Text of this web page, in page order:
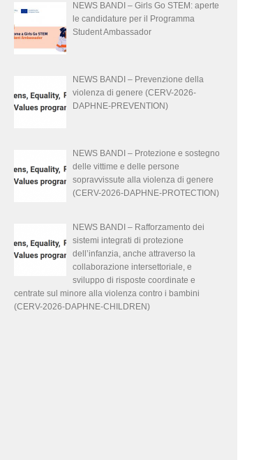
NEWS BANDI – Girls Go STEM: aperte
le candidature per il Programma
Student Ambassador
NEWS BANDI – Prevenzione della
violenza di genere (CERV-2026-
DAPHNE-PREVENTION)
NEWS BANDI – Protezione e sostegno
delle vittime e delle persone
sopravvissute alla violenza di genere
(CERV-2026-DAPHNE-PROTECTION)
NEWS BANDI – Rafforzamento dei
sistemi integrati di protezione
dell’infanzia, anche attraverso la
collaborazione intersettoriale, e
sviluppo di risposte coordinate e
centrate sul minore alla violenza contro i bambini
(CERV-2026-DAPHNE-CHILDREN)